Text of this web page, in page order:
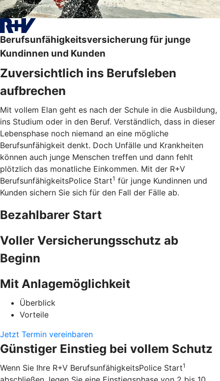
Berufsunfähigkeitsversicherung für junge
Kundinnen und Kunden
Zuversichtlich ins Berufsleben
aufbrechen
Mit vollem Elan geht es nach der Schule in die Ausbildung,
ins Studium oder in den Beruf. Verständlich, dass in dieser
Lebensphase noch niemand an eine mögliche
Berufsunfähigkeit denkt. Doch Unfälle und Krankheiten
können auch junge Menschen treffen und dann fehlt
plötzlich das monatliche Einkommen. Mit der R+V
BerufsunfähigkeitsPolice Start1 für junge Kundinnen und
Kunden sichern Sie sich für den Fall der Fälle ab.
Bezahlbarer Start
Voller Versicherungsschutz ab
Beginn
Mit Anlagemöglichkeit
Überblick
Vorteile
Jetzt Termin vereinbaren
Günstiger Einstieg bei vollem Schutz
Wenn Sie Ihre R+V BerufsunfähigkeitsPolice Start1